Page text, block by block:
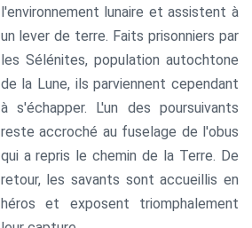
l'environnement lunaire et assistent à
un lever de terre. Faits prisonniers par
les Sélénites, population autochtone
de la Lune, ils parviennent cependant
à s'échapper. L'un des poursuivants
reste accroché au fuselage de l'obus
qui a repris le chemin de la Terre. De
retour, les savants sont accueillis en
héros et exposent triomphalement